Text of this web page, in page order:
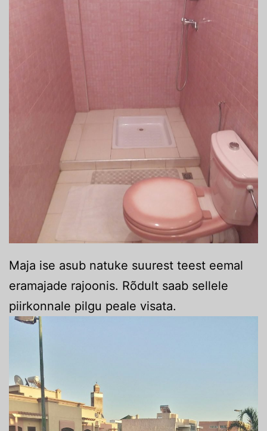
Maja ise asub natuke suurest teest eemal
eramajade rajoonis. Rõdult saab sellele
piirkonnale pilgu peale visata.